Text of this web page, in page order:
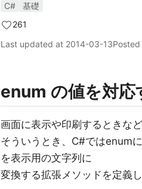
C#
基礎
261
Last updated at 2014-03-13
enum の値を対応
画面に表示や印刷するときな
そういうとき、C#ではenum
を表示用の文字列に
変換する拡張メソッドを定義